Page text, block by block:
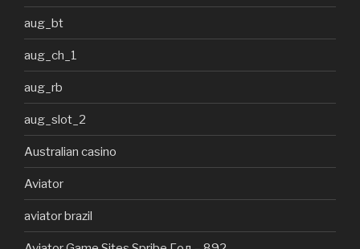
aug_bt
aug_ch_1
aug_rb
aug_slot_2
Australian casino
Aviator
aviator brazil